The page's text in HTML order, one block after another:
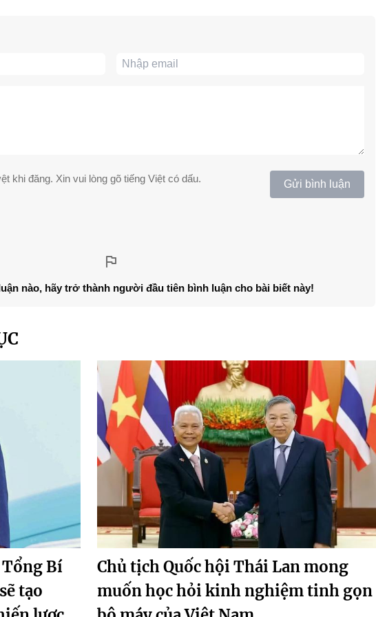
khi đăng. Xin vui lòng gõ tiếng Việt có dấu. Gửi bình luận
nào, hãy trở thành người đầu tiên bình luận cho bài biết này!
Bí
tạo
Chủ tịch Quốc hội Thái Lan mong
muốn học hỏi kinh nghiệm tinh gọn